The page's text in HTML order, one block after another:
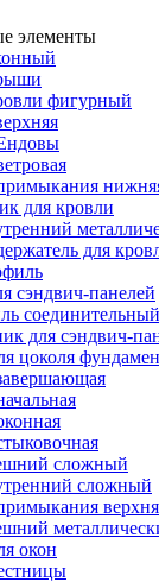
элементы
фигурный
для кровли
для
сэндвич-панелей
соединительный
для сэндвич-
цоколя
сложный
сложный
окон